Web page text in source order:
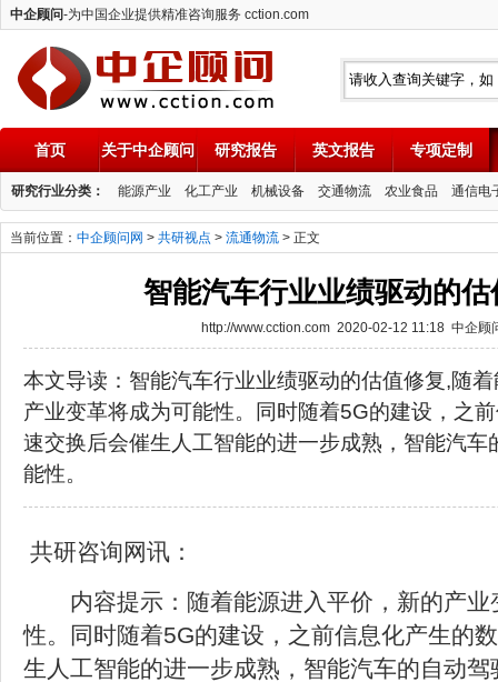
中企顾问-为中国企业提供精准咨询服务 cction.com
中企顾问
首页 关于中企顾问 研究报告 英文报告 专项定制
研究行业分类： 能源产业 化工产业 机械设备 交通物流 农业食品 通信电
当前位置： 中企顾问网 > 共研视点 > 流通物流 > 正文
智能汽车行业业绩驱动的估
http://www.cction.com 2020-02-12 11:18 中企顾
本文导读：智能汽车行业业绩驱动的估值修复,随
产业变革将成为可能性。同时随着5G的建设，之
速交换后会催生人工智能的进一步成熟，智能汽车
能性。
共研咨询网讯：
内容提示：随着能源进入平价，新的产业
性。同时随着5G的建设，之前信息化产生的
生人工智能的进一步成熟，智能汽车的自动